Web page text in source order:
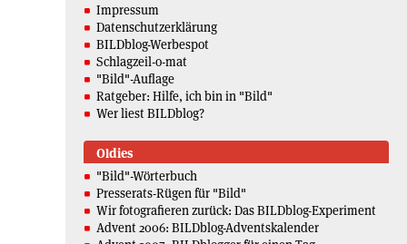
Impressum
Datenschutzerklärung
BILDblog-Werbespot
Schlagzeil-o-mat
"Bild"-Auflage
Ratgeber: Hilfe, ich bin in "Bild"
Wer liest BILDblog?
Oldies
"Bild"-Wörterbuch
Presserats-Rügen für "Bild"
Wir fotografieren zurück: Das BILDblog-Experiment
Advent 2006: BILDblog-Adventskalender